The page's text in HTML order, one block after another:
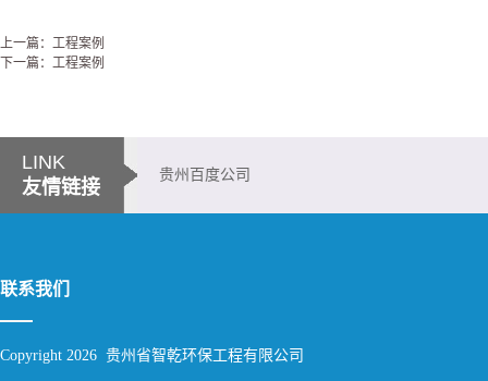
上一篇：工程案例
下一篇：工程案例
LINK
友情链接
贵州百度公司
联系我们
Copyright 2026 贵州省智乾环保工程有限公司